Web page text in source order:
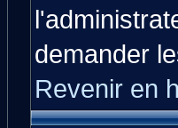
demander
Revenir en